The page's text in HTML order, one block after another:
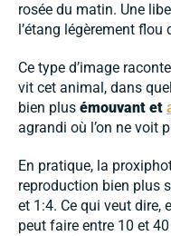
rosée du matin. Une
l’étang légèrement flou
Ce type d’image
vit cet animal, dans
bien plus émouvant et
agrandi où l’on ne voit
En pratique, la
reproduction bien plus
et 1:4. Ce qui veut dire,
peut faire entre 10 et